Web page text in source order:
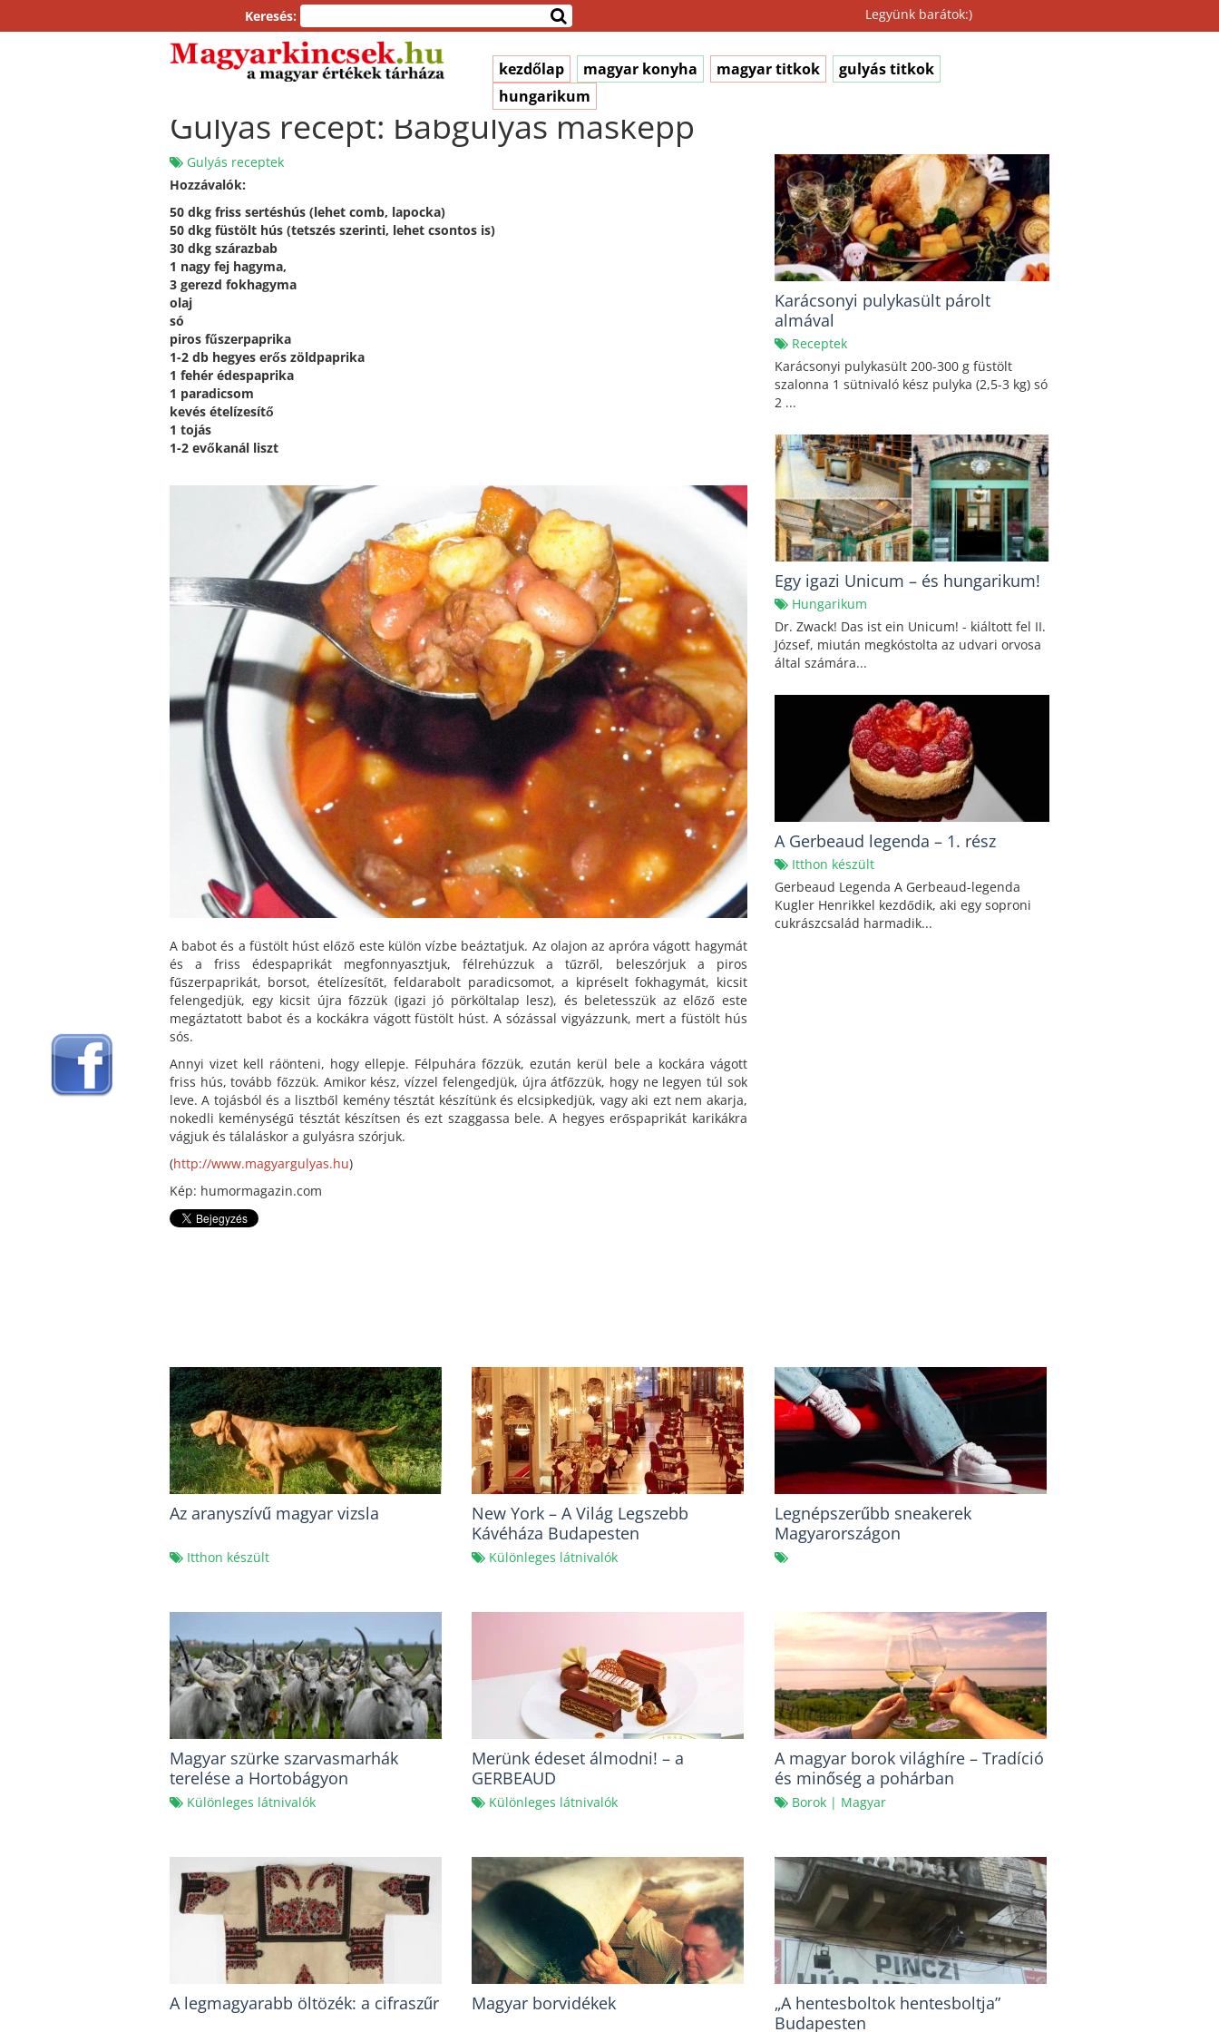
Keresés: Legyünk barátok:)
kezdőlap magyar konyha magyar titkok
gulyás titkok
hungarikum
Gulyás recept: Babgulyás másképp
Gulyás receptek
Hozzávalók:
50 dkg friss sertéshús (lehet comb, lapocka)
50 dkg füstölt hús (tetszés szerinti, lehet csontos is)
30 dkg szárazbab
1 nagy fej hagyma,
3 gerezd fokhagyma
olaj
só
piros fűszerpaprika
1-2 db hegyes erős zöldpaprika
1 fehér édespaprika
1 paradicsom
kevés ételízesítő
1 tojás
1-2 evőkanál liszt
A babot és a füstölt húst előző este külön vízbe beáztatjuk. Az olajon az apróra vágott hagymát
és a friss édespaprikát megfonnyasztjuk, félrehúzzuk a tűzről, beleszórjuk a piros
fűszerpaprikát, borsot, ételízesítőt, feldarabolt paradicsomot, a kipréselt fokhagymát, kicsit
felengedjük, egy kicsit újra főzzük (igazi jó pörköltalap lesz), és beletesszük az előző este
megáztatott babot és a kockákra vágott füstölt húst. A sózással vigyázzunk, mert a füstölt hús
sós.
Annyi vizet kell ráönteni, hogy ellepje. Félpuhára főzzük, ezután kerül bele a kockára vágott
friss hús, tovább főzzük. Amikor kész, vízzel felengedjük, újra átfőzzük, hogy ne legyen túl sok
leve. A tojásból és a lisztből kemény tésztát készítünk és elcsipkedjük, vagy aki ezt nem akarja,
nokedli keménységű tésztát készítsen és ezt szaggassa bele. A hegyes erőspaprikát karikákra
vágjuk és tálaláskor a gulyásra szórjuk.
(http://www.magyargulyas.hu)
Kép: humormagazin.com
Karácsonyi pulykasült párolt
almával
Receptek
Karácsonyi pulykasült 200-300 g füstölt
szalonna 1 sütnivaló kész pulyka (2,5-3 kg) só
2 ...
Egy igazi Unicum – és hungarikum!
Hungarikum
Dr. Zwack! Das ist ein Unicum! - kiáltott fel II.
József, miután megkóstolta az udvari orvosa
által számára...
A Gerbeaud legenda – 1. rész
Itthon készült
Gerbeaud Legenda A Gerbeaud-legenda
Kugler Henrikkel kezdődik, aki egy soproni
cukrászcsalád harmadik...
Az aranyszívű magyar vizsla
Itthon készült
New York – A Világ Legszebb
Kávéháza Budapesten
Különleges látnivalók
Legnépszerűbb sneakerek
Magyarországon
Magyar szürke szarvasmarhák
terelése a Hortobágyon
Különleges látnivalók
Merünk édeset álmodni! – a
GERBEAUD
Különleges látnivalók
A magyar borok világhíre – Tradíció
és minőség a pohárban
Borok| Magyar
A legmagyarabb öltözék: a cifraszűr Magyar borvidékek
„A hentesboltok hentesboltja”
Budapesten